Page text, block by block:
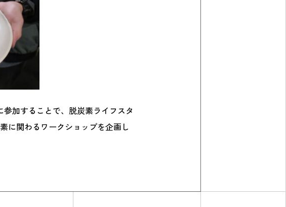
加することで、脱炭素ライフスタ
に関わるワークショップを企画し